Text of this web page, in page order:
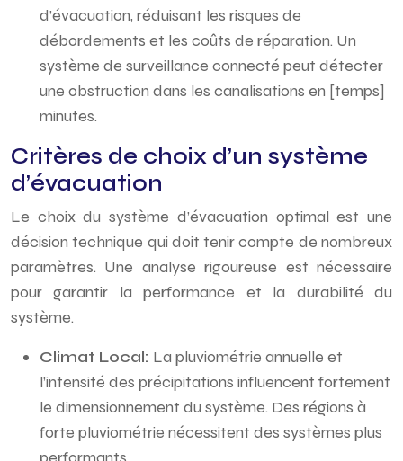
d’évacuation, réduisant les risques de
débordements et les coûts de réparation. Un
système de surveillance connecté peut détecter
une obstruction dans les canalisations en [temps]
minutes.
Critères de choix d’un système
d’évacuation
Le choix du système d’évacuation optimal est une
décision technique qui doit tenir compte de nombreux
paramètres. Une analyse rigoureuse est nécessaire
pour garantir la performance et la durabilité du
système.
Climat Local: La pluviométrie annuelle et
l’intensité des précipitations influencent fortement
le dimensionnement du système. Des régions à
forte pluviométrie nécessitent des systèmes plus